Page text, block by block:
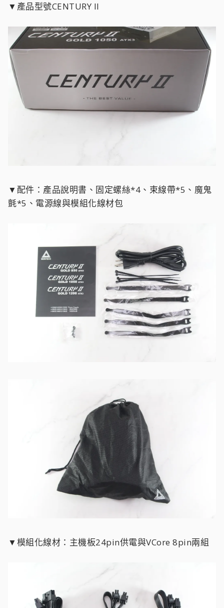
▼產品型號CENTURY II
▼配件：產品說明書、固定螺絲*4、束線帶*5、魔鬼
氈*5、電源線與模組化線材包
▼模組化線材：主機板24pin供電與VCore 8pin兩組